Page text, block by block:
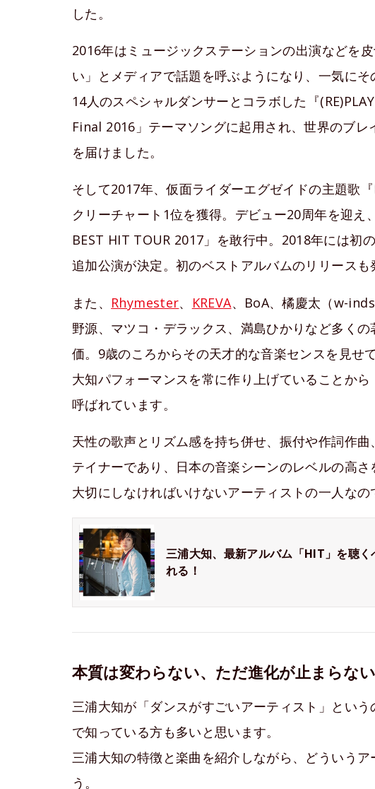
した。
2016年はミュージックステーションの出演などを
い」とメディアで話題を呼ぶようになり、一気にそ
14人のスペシャルダンサーとコラボした『
Final 2016」テーマソングに起用され、世界のブ
を届けました。
そして2017年、仮面ライダーエグゼイドの主題歌
クリーチャート1位を獲得。デビュー20周年を迎え
BEST HIT TOUR 2017」を敢行中。2018年には初
追加公演が決定。初のベストアルバムのリリースも
また、 Rhymester、 KREVA、BoA、橘慶太（w-
野源、マツコ・デラックス、満島ひかりなど多く
価。9歳のころからその天才的な音楽センスを見せ
大知パフォーマンスを常に作り上げていることか
呼ばれています。
天性の歌声とリズム感を持ち併せ、振付や作詞作
テイナーであり、日本の音楽シーンのレベルの高
大切にしなければいけないアーティストの一人なの
三浦大知、最新アルバム「HIT」を聴
れる！
本質は変わらない、ただ進化が止まらな
三浦大知が「ダンスがすごいアーティスト」とい
で知っている方も多いと思います。
三浦大知の特徴と楽曲を紹介しながら、どういう
う。